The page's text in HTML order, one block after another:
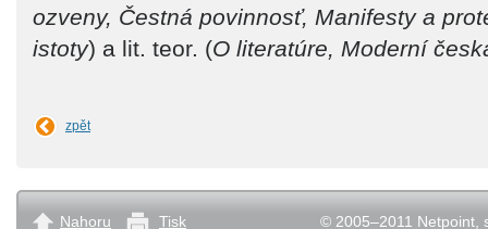
ozveny, Čestná povinnosť, Manifesty a
istoty) a lit. teor. (O literatúre, Moderní
zpět
© 2005–2011 Netpoint,
Nahoru Tisk